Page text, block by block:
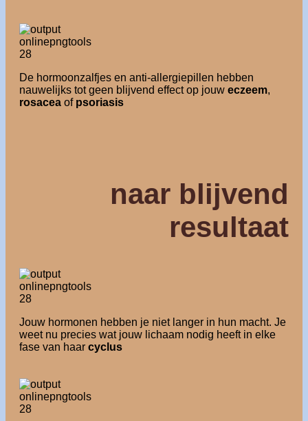
De hormoonzalfjes en anti-allergiepillen hebben
nauwelijks tot geen blijvend effect op jouw eczeem,
rosacea of psoriasis
naar blijvend
resultaat
Jouw hormonen hebben je niet langer in hun macht. Je
weet nu precies wat jouw lichaam nodig heeft in elke
fase van haar cyclus